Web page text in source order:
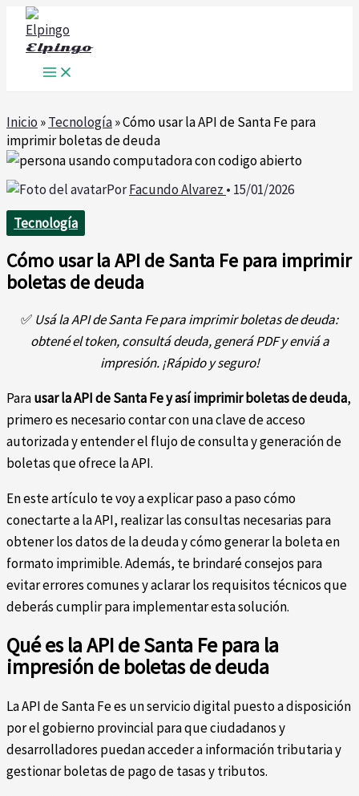
contenido
Elpingo
Inicio »Tecnología»Cómo usar la API de Santa Fe para
imprimir boletas de deuda
PorFacundo Alvarez • 15/01/2026
Tecnología
Cómo usar la API de Santa Fe para imprimir
boletas de deuda
✅ Usá la API de Santa Fe para imprimir boletas de deuda:
obtené el token, consultá deuda, generá PDF y enviá a
impresión. ¡Rápido y seguro!
Parausar la API de Santa Fe y así imprimir boletas de deuda,
primero es necesario contar con una clave de acceso
autorizada y entender el flujo de consulta y generación de
boletas que ofrece la API.
En este artículo te voy a explicar paso a paso cómo
conectarte a la API, realizar las consultas necesarias para
obtener los datos de la deuda y cómo generar la boleta en
formato imprimible. Además, te brindaré consejos para
evitar errores comunes y aclarar los requisitos técnicos que
deberás cumplir para implementar esta solución.
Qué es la API de Santa Fe para la
impresión de boletas de deuda
La API de Santa Fe es un servicio digital puesto a disposición
por el gobierno provincial para que ciudadanos y
desarrolladores puedan acceder a información tributaria y
gestionar boletas de pago de tasas y tributos.